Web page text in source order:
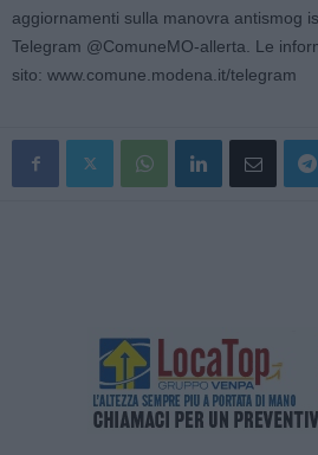
aggiornamenti sulla manovra antismog
Telegram @ComuneMO-allerta. Le
sito: www.comune.modena.it/telegram